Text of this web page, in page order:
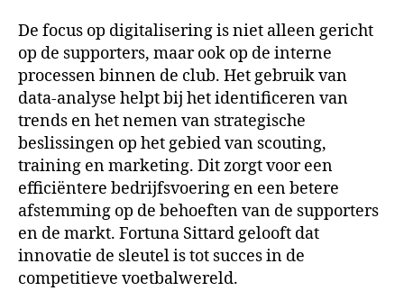
De focus op digitalisering is niet alleen gericht
op de supporters, maar ook op de interne
processen binnen de club. Het gebruik van
data-analyse helpt bij het identificeren van
trends en het nemen van strategische
beslissingen op het gebied van scouting,
training en marketing. Dit zorgt voor een
efficiëntere bedrijfsvoering en een betere
afstemming op de behoeften van de supporters
en de markt. Fortuna Sittard gelooft dat
innovatie de sleutel is tot succes in de
competitieve voetbalwereld.